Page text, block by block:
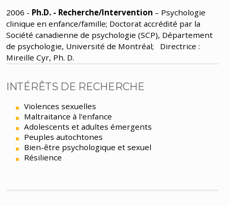
2006 - Ph.D. - Recherche/Intervention – Psychologie
clinique en enfance/famille; Doctorat accrédité par la
Société canadienne de psychologie (SCP), Département
de psychologie, Université de Montréal; Directrice :
Mireille Cyr, Ph. D.
INTÉRÊTS DE RECHERCHE
Violences sexuelles
Maltraitance à l'enfance
Adolescents et adultes émergents
Peuples autochtones
Bien-être psychologique et sexuel
Résilience